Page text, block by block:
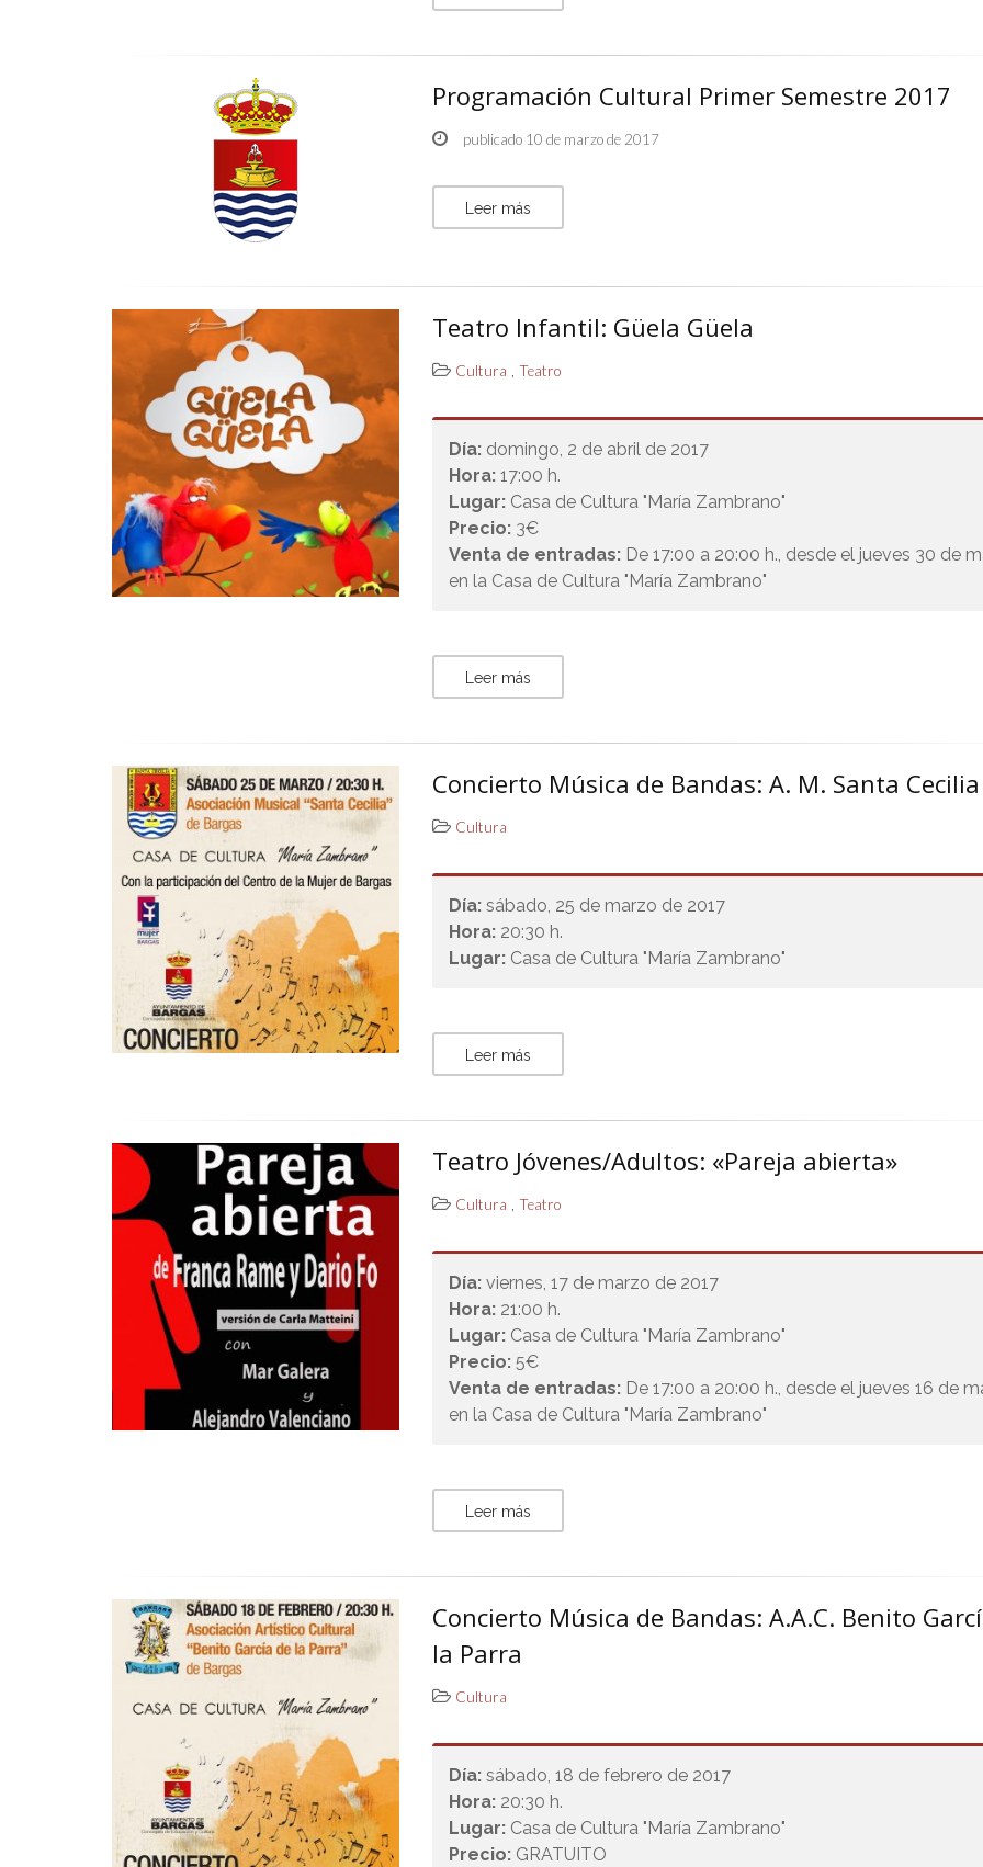
Programación Cultural Primer Semestre 2017
publicado 10 de marzo de 2017
Leer más
Teatro Infantil: Güela Güela
Cultura ,Teatro
Día: domingo, 2 de abril de 2017
Hora:17:00 h.
Lugar: Casa de Cultura "María Zambrano"
Precio: 3€
Venta de entradas: De 17:00 a 20:00 h., desde el jueves 30 de
en la Casa de Cultura "María Zambrano"
Leer más
Concierto Música de Bandas: A. M. Santa Cecilia
Cultura
Día:sábado, 25 de marzo de 2017
Hora: 20:30 h.
Lugar: Casa de Cultura "María Zambrano"
Leer más
Teatro Jóvenes/Adultos: «Pareja abierta»
Cultura ,Teatro
Día:viernes, 17 de marzo de 2017
Hora: 21:00 h.
Lugar: Casa de Cultura "María Zambrano"
Precio:5€
Venta de entradas: De 17:00 a 20:00 h., desde el jueves 16 de
en la Casa de Cultura "María Zambrano"
Leer más
Concierto Música de Bandas: A.A.C. Benito
la Parra
Cultura
Día:sábado, 18 de febrero de 2017
Hora: 20:30 h.
Lugar: Casa de Cultura "María Zambrano"
Precio: GRATUITO